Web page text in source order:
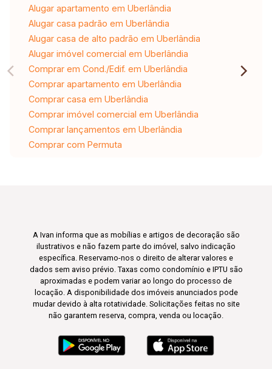
Alugar apartamento em Uberlândia
Alugar casa padrão em Uberlândia
Alugar casa de alto padrão em Uberlândia
Alugar imóvel comercial em Uberlândia
Comprar em Cond./Edif. em Uberlândia
Comprar apartamento em Uberlândia
Comprar casa em Uberlândia
Comprar imóvel comercial em Uberlândia
Comprar lançamentos em Uberlândia
Comprar com Permuta
A Ivan informa que as mobílias e artigos de decoração são
ilustrativos e não fazem parte do imóvel, salvo indicação
específica. Reservamo-nos o direito de alterar valores e
dados sem aviso prévio. Taxas como condomínio e IPTU são
aproximadas e podem variar ao longo do processo de
locação. A disponibilidade dos imóveis anunciados pode
mudar devido à alta rotatividade. Solicitações feitas no site
não garantem reserva, compra, venda ou locação.